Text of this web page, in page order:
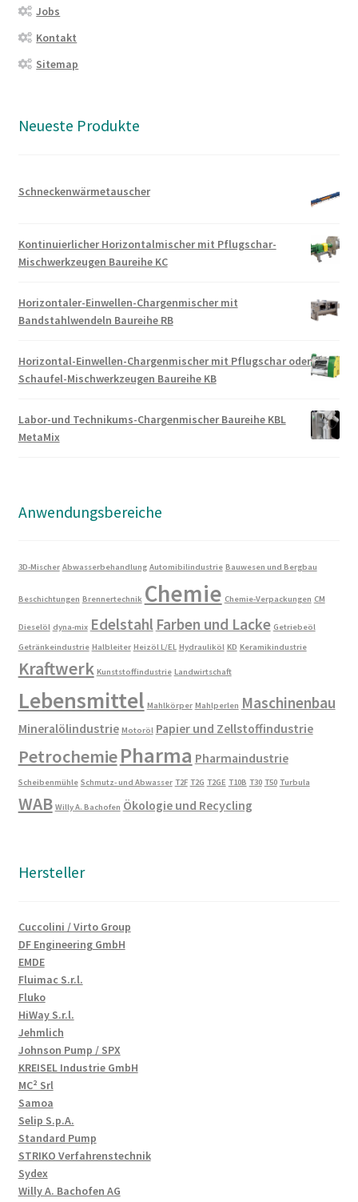
Jobs
Kontakt
Sitemap
Neueste Produkte
Schneckenwärmetauscher
Kontinuierlicher Horizontalmischer mit Pflugschar-
Mischwerkzeugen Baureihe KC
Horizontaler-Einwellen-Chargenmischer mit
Bandstahlwendeln Baureihe RB
Horizontal-Einwellen-Chargenmischer mit Pflugschar oder
Schaufel-Mischwerkzeugen Baureihe KB
Labor-und Technikums-Chargenmischer Baureihe KBL
MetaMix
Anwendungsbereiche
3D-Mischer Abwasserbehandlung Automibilindustrie Bauwesen und Bergbau
Beschichtungen Brennertechnik Chemie Chemie-Verpackungen CM
Dieselöl dyna-mix Edelstahl Farben und Lacke Getriebeöl
Getränkeindustrie Halbleiter Heizöl L/EL Hydrauliköl KD Keramikindustrie
Kraftwerk Kunststoffindustrie Landwirtschaft
Lebensmittel Mahlkörper Mahlperlen Maschinenbau
Mineralölindustrie Motoröl Papier und Zellstoffindustrie
PetrochemiePharma Pharmaindustrie
Scheibenmühle Schmutz- und Abwasser T2F T2G T2GE T10B T30 T50 Turbula
WAB Willy A. Bachofen Ökologie und Recycling
Hersteller
Cuccolini / Virto Group
DF Engineering GmbH
EMDE
Fluimac S.r.l.
Fluko
HiWay S.r.l.
Jehmlich
Johnson Pump / SPX
KREISEL Industrie GmbH
MC² Srl
Samoa
Selip S.p.A.
Standard Pump
STRIKO Verfahrenstechnik
Sydex
Willy A. Bachofen AG